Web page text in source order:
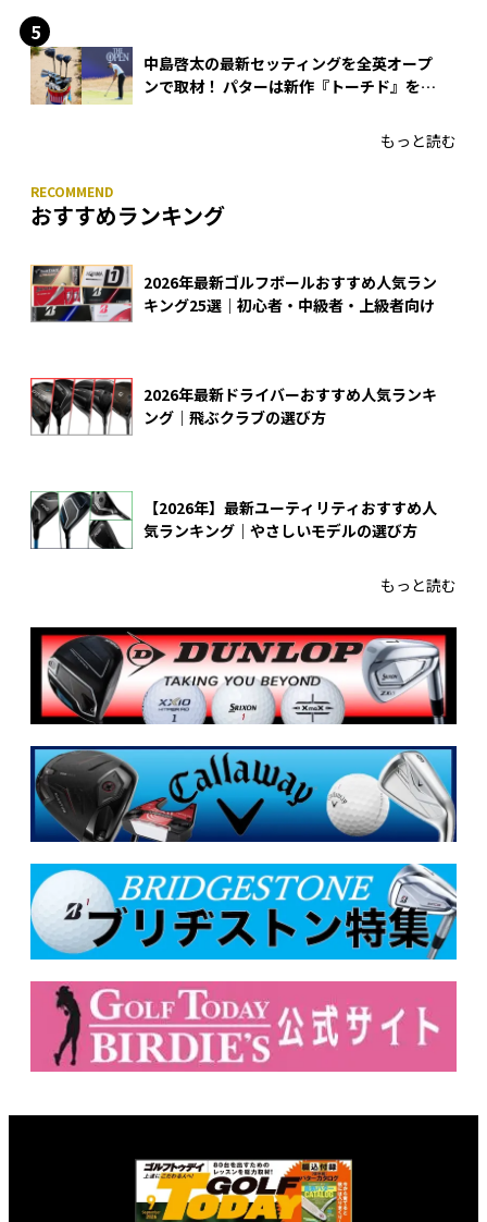
中島啓太の最新セッティングを全英オープ
ンで取材！ パターは新作『トーチド』を投
もっと読む
おすすめランキング
2026年最新ゴルフボールおすすめ人気ラン
キング25選｜初心者・中級者・上級者向け
2026年最新ドライバーおすすめ人気ランキ
ング｜飛ぶクラブの選び方
【2026年】最新ユーティリティおすすめ人
気ランキング｜やさしいモデルの選び方
もっと読む